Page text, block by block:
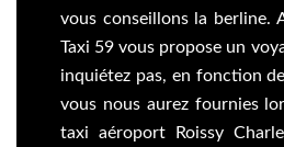
vous conseillons la berline.
Taxi 59 vous propose un
inquiétez pas, en fonction
vous nous aurez fournies
taxi aéroport Roissy